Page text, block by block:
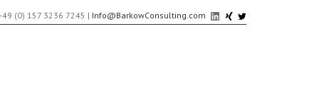
(0) 157 3236 7245 | Info@BarkowConsulting.com